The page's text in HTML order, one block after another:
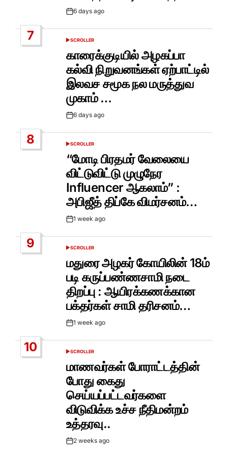
Post6 days ago
7
POSTED
SCROLLER
காரைக்குடியில் அழகப்பா
கல்வி நிறுவனங்கள் ஏற்பாட்டில்
இலவச சமூக நல மருத்துவ
முகாம் …
Post6 days ago
8
POSTED
SCROLLER
“மோடி பிரதமர் வேலையை
விட்டுவிட்டு முழுநேர
Influencer ஆகலாம்” :
அபிஜீத் திப்கே விமர்சனம்…
Post1 week ago
9
POSTED
SCROLLER
மதுரை அழகர் கோயிலின் 18ம்
படி கருப்பண்ணசாமி நடை
திறப்பு : ஆயிரக்கணக்கான
பக்தர்கள் சாமி தரிசனம்…
Post1 week ago
10
POSTED
SCROLLER
மாணவர்கள் போராட்டத்தின்
போது கைது
செய்யப்பட்டவர்களை
விடுவிக்க உச்ச நீதிமன்றம்
உத்தரவு..
Post2 weeks ago